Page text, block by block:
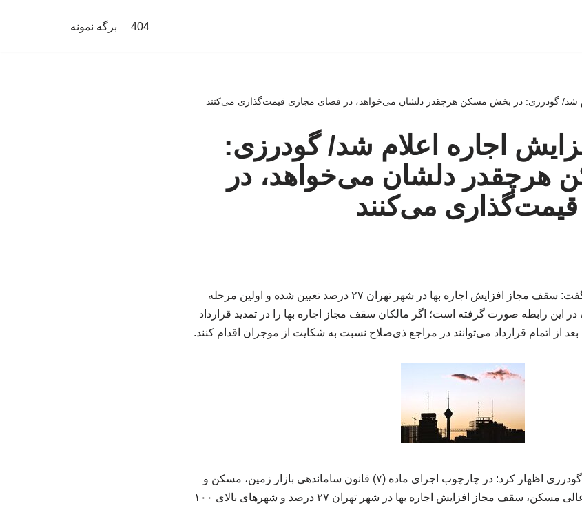
404 برگه نمونه
شد/ گودرزی: در بخش مسکن هرچقدر دلشان می‌خواهد، در فضای مجازی قیمت‌گذاری می‌کنند
اجاره اعلام شد/ گودرزی:
دلشان می‌خواهد، در
می‌کنند
رئیس اتحادیه مشاوران املاک گفت: سقف مجاز افزایش اجاره بها در شهر تهران ۲۷ درصد تعیین شده و اولین مرحله
این رابطه صورت گرفته است؛ اگر مالکان سقف مجاز اجاره بها را در تمدید قرارداد
از اتمام قرارداد می‌توانند در مراجع ذی‌صلاح نسبت به شکایت از موجران اقدام کنند.
به گزارش علیرضا تور، کیانوش گودرزی اظهار کرد: در چارچوب اجرای ماده (۷) قانون ساماندهی بازار زمین، مسکن و
اجاره‌بها و مطابق تصمیم شورای عالی مسکن، سقف مجاز افزایش اجاره بها در شهر تهران ۲۷ درصد و شهرهای بالای ۱۰۰